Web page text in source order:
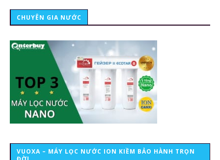
CHUYÊN GIA NƯỚC
VUOXA – MÁY LỌC NƯỚC ION KIỀM BẢO HÀNH TRỌN